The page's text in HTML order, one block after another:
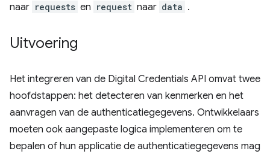
naar requests en request naar data .
Uitvoering
Het integreren van de Digital Credentials API omvat twee
hoofdstappen: het detecteren van kenmerken en het
aanvragen van de authenticatiegegevens. Ontwikkelaars
moeten ook aangepaste logica implementeren om te
bepalen of hun applicatie de authenticatiegegevens mag